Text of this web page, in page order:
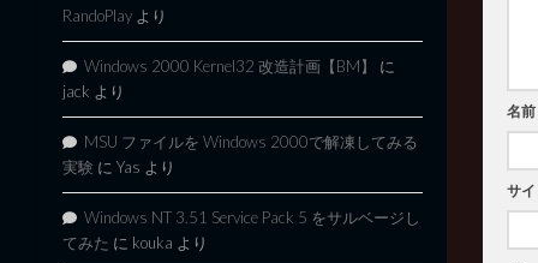
名前
サ
RandoPlay より
Windows 2000 Kernel32 改造計画【BM】
に
jack より
MSU ファイルを Windows 2000で解凍してみる
実験 に Yas より
Windows NT 3.51 Service Pack 5 をサルベージし
てみた に kouka より